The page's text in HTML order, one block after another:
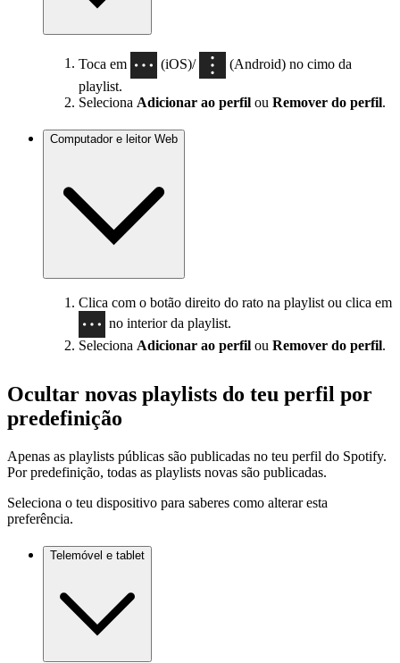
Toca em (iOS)/
(Android) no cimo da
playlist.
Seleciona Adicionar ao perfil ou Remover do perfil.
Computador e leitor Web
Clica com o botão direito do rato na playlist ou clica em
no interior da playlist.
Seleciona Adicionar ao perfil ou Remover do perfil.
Ocultar novas playlists do teu perfil por
predefinição
Apenas as playlists públicas são publicadas no teu perfil do Spotify.
Por predefinição, todas as playlists novas são publicadas.
Seleciona o teu dispositivo para saberes como alterar esta
preferência.
Telemóvel e tablet